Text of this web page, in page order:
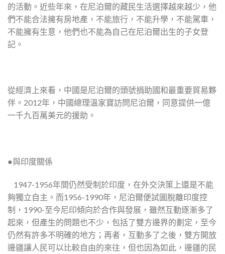
的活動。近些年來，在尼泊爾的藏民生活選擇越來越少，他
們不能合法擁有房地產，不能旅行，不能升學，不能駕車，
不能擁有生意，他們也不能為自己在尼泊爾出生的子女登
記。
從經濟上來看，中國是尼泊爾的頭號捐助國和最重要貿易夥
伴。2012年，中國總理溫家寶訪問尼泊爾，同意提供一億
一千九百萬美元的援助。
●與印度關係
 1947-1956年間仍然受制於印度，在外交決策上還是不能
夠獨立自主。而1956-1990年，尼泊爾便試圖脫離印度控
制，1990-至今尼印傾向於合作與發展，雖然互動逐漸多了
起來，但產生的問題也不少，包括了雙方邊界的劃定，至今
仍然有許多不明確的地方；再者，互動多了之後，雙方開放
邊疆讓人民可以比較自由的來往，但也因為如此，邊疆的民